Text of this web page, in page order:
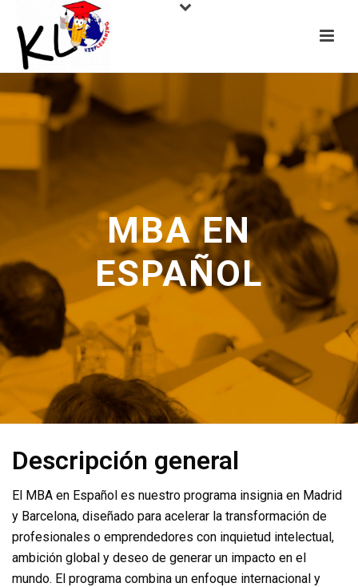
MBA EN
ESPAÑOL
Descripción general
El MBA en Español es nuestro programa insignia en Madrid
y Barcelona, diseñado para acelerar la transformación de
profesionales o emprendedores con inquietud intelectual,
ambición global y deseo de generar un impacto en el
mundo. El programa combina un enfoque internacional y